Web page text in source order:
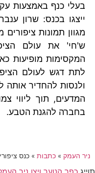
בעלי כנף באמצעות
ייצגו בכנס: שרון
מגוון תמונות
ש'חי' את עולם
המקסימות מופיעות
לתת דגש לעולם
ולנסות להחדיר אותה
המדעים, תוך ליווי
בחברה להגנת הטבע.
ניר העמק » כתבות » כנס